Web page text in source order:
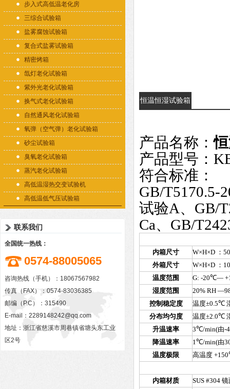
步入式高低温老化房
三综合试验箱
盐雾腐蚀试验箱
复合式盐雾试验箱
精密烤箱
氙灯老化试验箱
紫外光老化试验箱
换气式老化试验箱
自然通风老化试验箱
氧弹（空气弹）老化试验箱
砂尘试验箱
臭氧老化试验箱
蒸汽老化试验箱
高低温湿热交变试验机
高低温低气压试验箱
联系我们
全国统一热线：
0574-88005065
咨询热线（手机）：18067567982
传真（FAX）：0574-83036385
邮编（P.C）：315490
E-mail： 2289148242@qq.com
地址：浙江省慈溪市周巷镇省塘头东工业
区2号
恒温恒湿试验箱
料：
产品名称：
产品型号：
符合标准：
GB/T5170.5-
试验A、GB/
Ca、GB/
内箱尺寸 W×H×D ： 5
外箱尺寸
W×H×D ：10
温度范围
G: -20℃—
湿度范围
20% RH
控制稳定度
温度±0.5℃
分布均匀度
温度±2.0℃
升温速率
3℃/min(由-
降温速率
1℃/min(由
温度极限
高温度 +150
内箱材质 SUS #304 镜